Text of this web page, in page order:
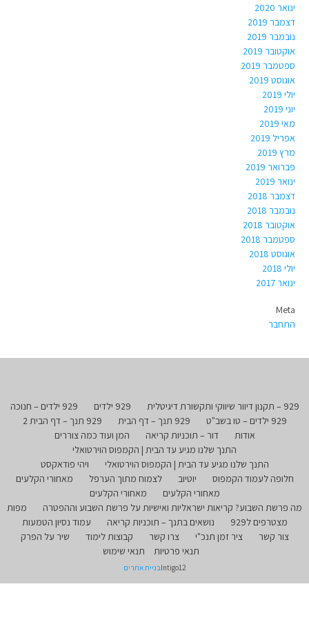
ינואר 2020
דצמבר 2019
נובמבר 2019
אוקטובר 2019
ספטמבר 2019
אוגוסט 2019
יולי 2019
יוני 2019
מאי 2019
אפריל 2019
מרץ 2019
פברואר 2019
ינואר 2019
דצמבר 2018
נובמבר 2018
אוקטובר 2018
ספטמבר 2018
אוגוסט 2018
יולי 2018
ינואר 2017
Meta
התחבר
929 – תקנון דיוור שיווקי ותקשורת דיגיטלית 929 ילדים
929 ילדים – חנוכה
929 ילדים – טו בשב"ט
929 תנך – דף הבית
929 תנך – דף הבית 2
אודות
דור – תוכניות קריאה
המן ועוד כמה צוררים
התנך שלנו מגיע עד הבית | הקמפוס הוירטואלי
התנך שלנו מגיע עד הבית | הקמפוס הוירטואלי
ויהי פודאקסט
חלופה לעמוד הקמפוס
יוטיוב לצמוח מתוך הערפל
מאחורי הקלעים
מאחורי הקלעים
מאחורי הקלעים
מה פרשת השבוע? קריאות ישראליות ואישיות על פרשת השבוע וההפטרה
מפות
מצטרפים ל929
נושאים בתנך – תוכניות קריאה
עמוד נסיון הטמעות
צור קשר
ציר זמן תנכ"י צרו קשר קבוצות לימוד
שיר על הפרק
תנאי פרטיות
תנאי שימוש
Intigo12בניית אתרים